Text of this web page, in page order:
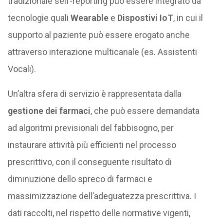
tecnologie quali Wearablee Dispostivi IoT, in cui il
supporto al paziente può essere erogato anche
attraverso interazione multicanale (es. Assistenti
Vocali).
Un’altra sfera di servizio è rappresentata dalla
gestione dei farmaci, che può essere demandata
ad algoritmi previsionali del fabbisogno, per
instaurare attività più efficienti nel processo
prescrittivo, con il conseguente risultato di
diminuzione dello spreco di farmaci e
massimizzazione dell’adeguatezza prescrittiva. I
dati raccolti, nel rispetto delle normative vigenti,